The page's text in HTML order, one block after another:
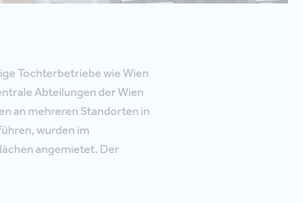
Tochterbetriebe wie Wien
Abteilungen der Wien
an mehreren Standorten in
wurden im
angemietet. Der